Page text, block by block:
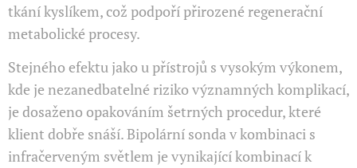
tkání kyslíkem, což podpoří přirozené regenerační
metabolické procesy.
Stejného efektu jako u přístrojů s vysokým výkonem,
kde je nezanedbatelné riziko významných komplikací,
je dosaženo opakováním šetrných procedur, které
klient dobře snáší. Bipolární sonda v kombinaci s
infračerveným světlem je vynikající kombinací k